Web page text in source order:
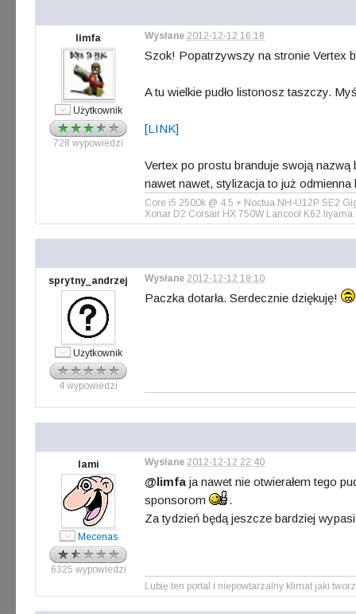
limfa
Użytkownik
728 wypowiedzi
Wysłane 2012-12-12 16:18
Szok! Popatrzywszy na stronie Vertex
A tu wielkie pudło listonosz taszczy.
[LINK]
Vertex po prostu branduje swoją
nawet nawet, stylizacja to już
Core i5 2500k @ 4.5 + Noctua NH-U12P SE2
Xonar D2 Corsair HX 750W Lancool K62 Iiyama
sprytny_andrzej
Użytkownik
4 wypowiedzi
Wysłane 2012-12-12 18:10
Paczka dotarła. Serdecznie dziękuję!
lami
Mecenas
6325 wypowiedzi
Wysłane 2012-12-12 22:40
@limfa ja nawet nie otwierałem tego
sponsorom
.
Za tydzień będą jeszcze bardziej
Lubię ten portal i niepowtarzalny klimat jaki